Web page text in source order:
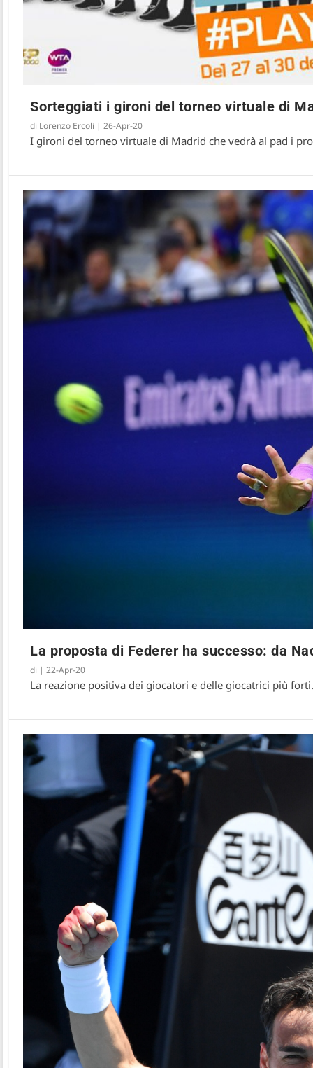
Sorteggiati i gironi del torneo virtuale di
di Lorenzo Ercoli |26-Apr-20
I gironi del torneo virtuale di Madrid che vedrà al pad i
La proposta di Federer ha successo: da
di |22-Apr-20
La reazione positiva dei giocatori e delle giocatrici più